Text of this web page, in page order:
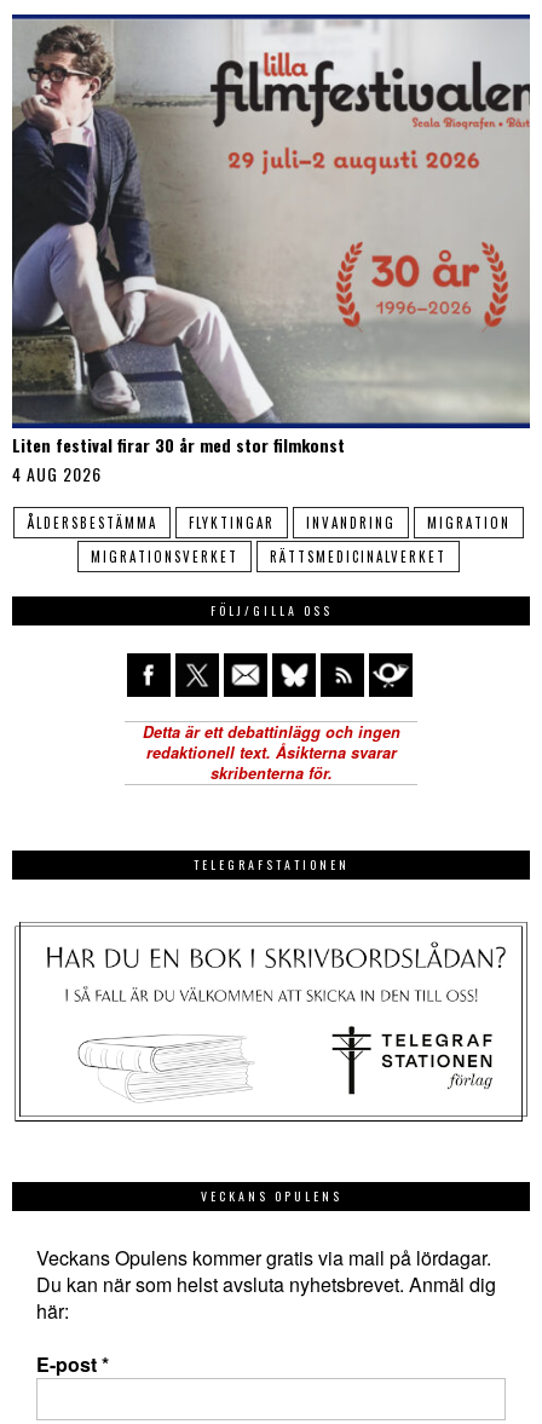
Liten festival firar 30 år med stor filmkonst
4 AUG 2026
ÅLDERSBESTÄMMA FLYKTINGAR INVANDRING
MIGRATION
MIGRATIONSVERKET
RÄTTSMEDICINALVERKET
FÖLJ/GILLA OSS
TELEGRAFSTATIONEN
VECKANS OPULENS
Veckans Opulens kommer gratis via mail på lördagar.
Du kan när som helst avsluta nyhetsbrevet. Anmäl dig
här:
E-post*